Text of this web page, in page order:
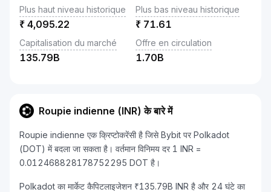
Plus haut niveau historique
₹ 4,095.22
Plus bas niveau historique
₹ 71.61
Capitalisation du marché
135.79B
Offre en circulation
1.70B
Roupie indienne (INR) के बारे में
Roupie indienne एक क्रिप्टोकरेंसी है जिसे Bybit पर Polkadot
(DOT) में बदला जा सकता है। वर्तमान विनिमय दर 1 INR =
0.012468828178752295 DOT है।
Polkadot का मार्केट कैपिटलाइजेशन ₹135.79B INR है और 24 घंटे का